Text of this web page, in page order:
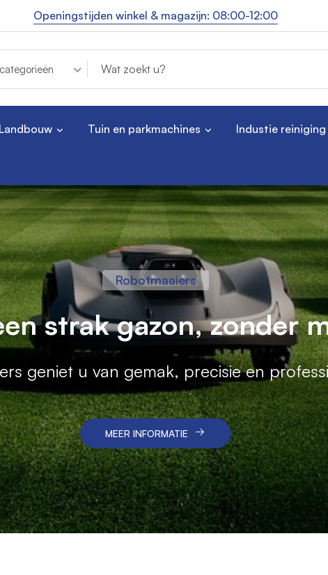
Openingstijden winkel & magazijn: 08:00-12:00
Landbouw Tuin en parkmachines Industie reiniging
Robotmaaiers
strak gazon, zonder
geniet u van gemak, precisie en
MEER INFORMATIE
Landbouw traktoren
MEER INFORMATIE
Industrie reiniging
in industriële
en vakkundige service voor een schoon
MEER INFORMATIE